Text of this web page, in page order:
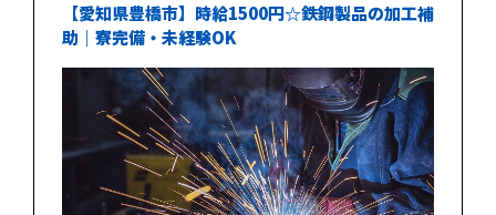
【愛知県豊橋市】時給1500円☆鉄鋼製品の加工補
助｜寮完備・未経験OK